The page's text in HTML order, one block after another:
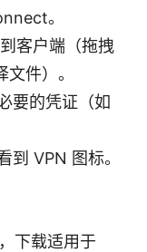
。
客户端（拖拽
件）。
要的凭证（如
到 VPN 图标。
下载适用于